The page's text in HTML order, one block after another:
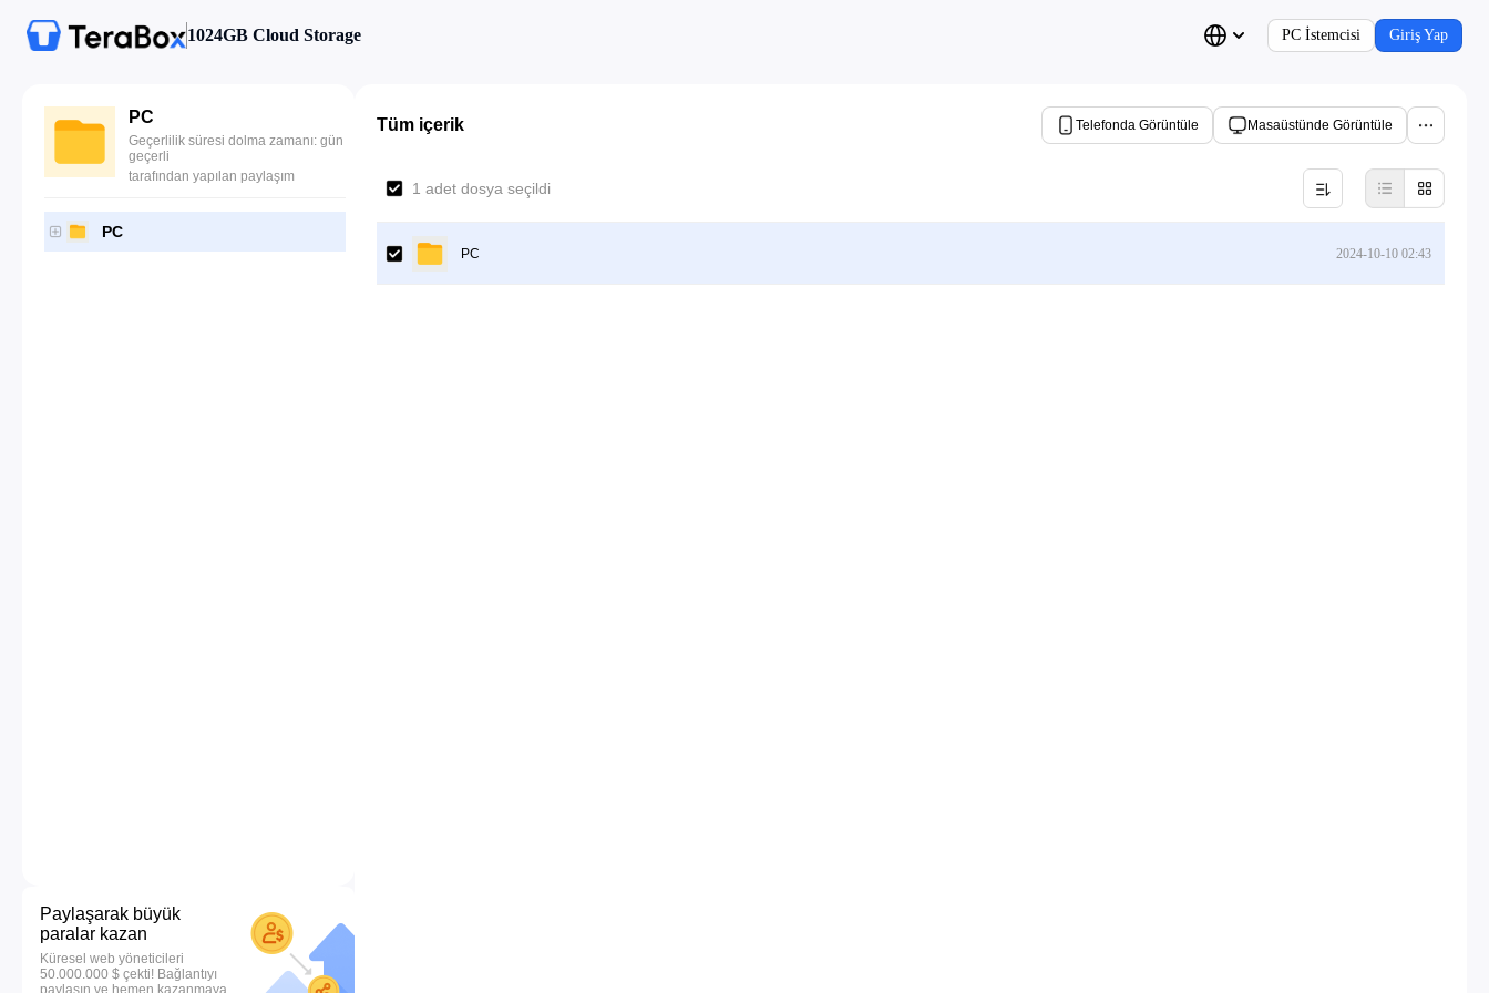
1024GB Cloud Storage PC İstemcisi Giriş Yap
PC
Geçerlilik süresi dolma zamanı: gün
geçerli
tarafından yapılan paylaşım
PC
Paylaşarak büyük
paralar kazan
Küresel web yöneticileri
50.000.000 $ çekti! Bağlantıyı
paylaşın ve hemen kazanmaya
Tüm içerik Telefonda Görüntüle Masaüstünde Görüntüle
1 adet dosya seçildi
PC 2024-10-10 02:43